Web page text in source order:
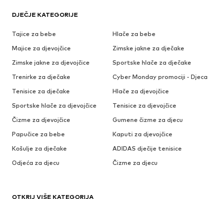
DJEČJE KATEGORIJE
Tajice za bebe
Hlače za bebe
Majice za djevojčice
Zimske jakne za dječake
Zimske jakne za djevojčice
Sportske hlače za dječake
Trenirke za dječake
Cyber Monday promociji - Djeca
Tenisice za dječake
Hlače za djevojčice
Sportske hlače za djevojčice
Tenisice za djevojčice
Čizme za djevojčice
Gumene čizme za djecu
Papučice za bebe
Kaputi za djevojčice
Košulje za dječake
ADIDAS dječije tenisice
Odjeća za djecu
Čizme za djecu
OTKRIJ VIŠE KATEGORIJA